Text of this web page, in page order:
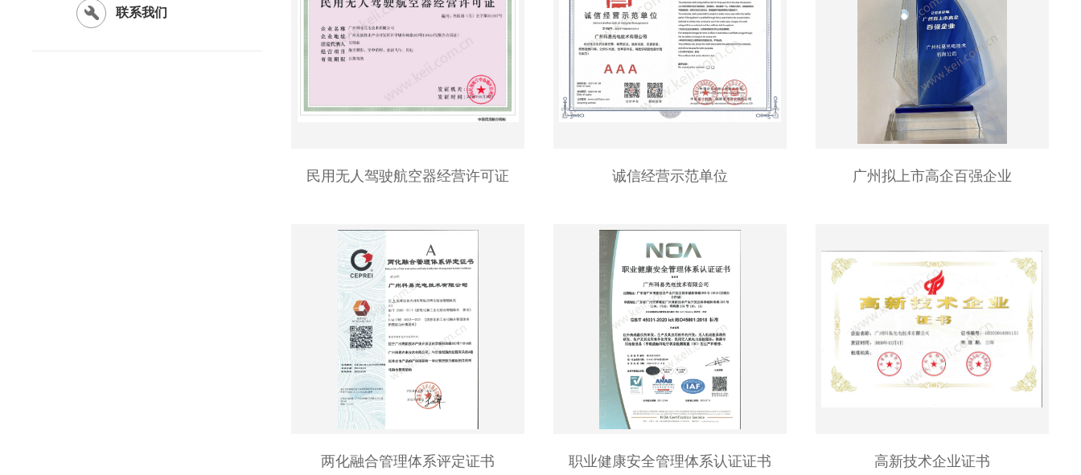
联系我们
民用无人驾驶航空器经营许可证 诚信经营示范单位 广州拟上市高企百强企业
两化融合管理体系评定证书 职业健康安全管理体系认证证书 高新技术企业证书